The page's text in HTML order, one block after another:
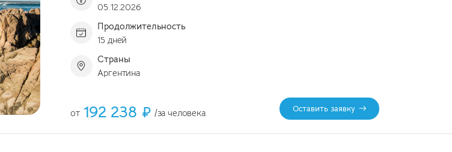
05.12.2026
Продолжительность
15 дней
Страны
Аргентина
от 192 238 ₽ /за человека Оставить заявку